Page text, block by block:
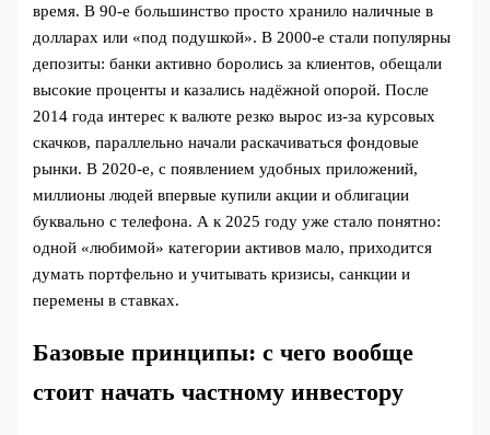
время. В 90‑е большинство просто хранило наличные в
долларах или «под подушкой». В 2000‑е стали популярны
депозиты: банки активно боролись за клиентов, обещали
высокие проценты и казались надёжной опорой. После
2014 года интерес к валюте резко вырос из‑за курсовых
скачков, параллельно начали раскачиваться фондовые
рынки. В 2020‑е, с появлением удобных приложений,
миллионы людей впервые купили акции и облигации
буквально с телефона. А к 2025 году уже стало понятно:
одной «любимой» категории активов мало, приходится
думать портфельно и учитывать кризисы, санкции и
перемены в ставках.
Базовые принципы: с чего вообще
стоит начать частному инвестору